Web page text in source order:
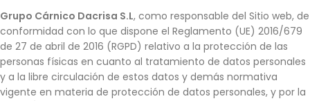
Grupo Cárnico Dacrisa S.L, como responsable del Sitio web, de
conformidad con lo que dispone el Reglamento (UE) 2016/679
de 27 de abril de 2016 (RGPD) relativo a la protección de las
personas físicas en cuanto al tratamiento de datos personales
y a la libre circulación de estos datos y demás normativa
vigente en materia de protección de datos personales, y por la